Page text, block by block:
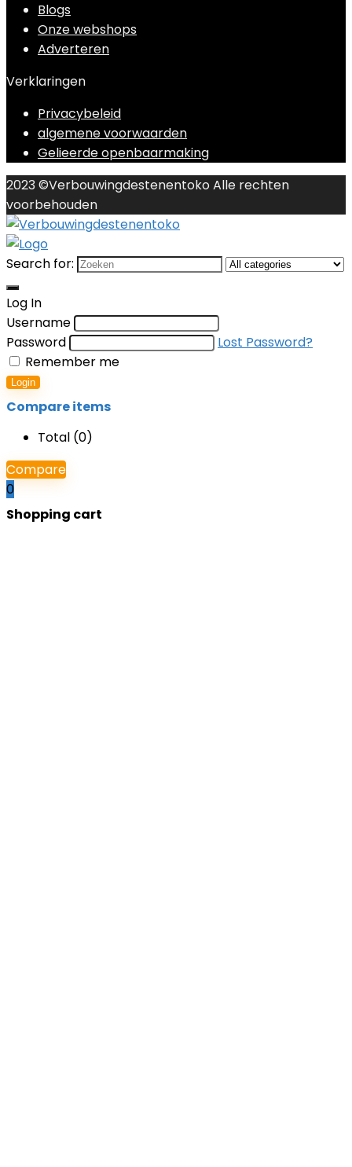
Blogs
Onze webshops
Adverteren
Verklaringen
Privacybeleid
algemene voorwaarden
Gelieerde openbaarmaking
2023 ©Verbouwingdestenentoko Alle rechten
voorbehouden
Search for:
Log In
Username
Password
Lost Password?
Remember me
Login
Compare items
Total (0)
Compare
0
Shopping cart